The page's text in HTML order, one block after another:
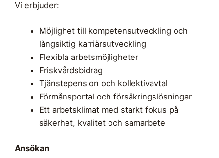
Vi erbjuder:
Möjlighet till kompetensutveckling och
långsiktig karriärsutveckling
Flexibla arbetsmöjligheter
Friskvårdsbidrag
Tjänstepension och kollektivavtal
Förmånsportal och försäkringslösningar
Ett arbetsklimat med starkt fokus på
säkerhet, kvalitet och samarbete
Ansökan